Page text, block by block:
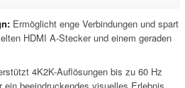
Ermöglicht enge Verbindungen und spart
HDMI A-Stecker und einem geraden
4K2K-Auflösungen bis zu 60 Hz